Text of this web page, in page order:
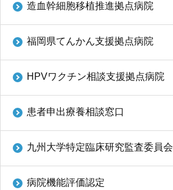
造血幹細胞移植推進拠点病院
福岡県てんかん支援拠点病院
HPVワクチン相談支援拠点病院
患者申出療養相談窓口
九州大学特定臨床研究監査委員会
病院機能評価認定